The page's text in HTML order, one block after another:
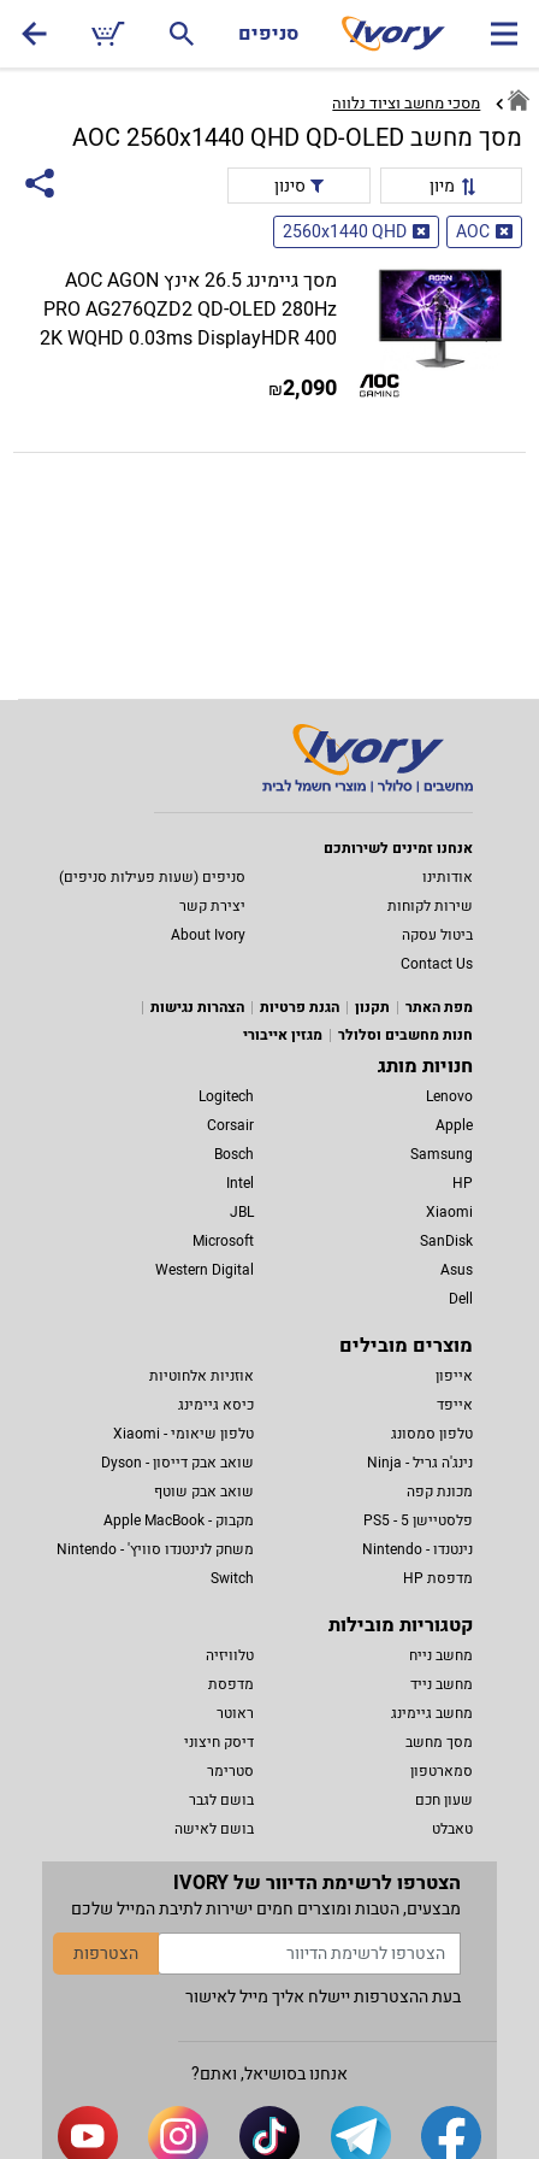
סניפים
מסכי מחשב וציוד נלווה
מסך מחשב AOC 2560x1440 QHD QD-OLED
מיון
סינון
AOC
2560x1440 QHD
מסך גיימינג 26.5 אינץ AOC AGON
PRO AG276QZD2 QD-OLED 280Hz
2K WQHD 0.03ms DisplayHDR 400
2,090
₪
אנחנו זמינים לשירותכם
אודותינו
סניפים (שעות פעילות סניפים)
שירות לקוחות
יצירת קשר
ביטול עסקה
About Ivory
Contact Us
מפת האתר
תקנון הגנת פרטיות
הצהרות נגישות
חנות מחשבים וסלולר
מגזין אייבורי
חנויות מותג
Lenovo
Apple
Samsung
HP
Xiaomi
SanDisk
Asus
Dell
Logitech
Corsair
Bosch
Intel
JBL
Microsoft
Western Digital
מוצרים מובילים
אייפון
אייפד
טלפון סמסונג
נינג'ה גריל - Ninja
מכונת קפה
פלסטיישן 5 - PS5
נינטנדו - Nintendo
מדפסת HP
אוזניות אלחוטיות
כיסא גיימינג
טלפון שיאומי - Xiaomi
שואב אבק דייסון - Dyson
שואב אבק שוטף
מקבוק - Apple MacBook
משחק לנינטנדו סוויץ' - Nintendo
Switch
קטגוריות מובילות
מחשב נייח
מחשב נייד
מחשב גיימינג
מסך מחשב
סמארטפון
שעון חכם
טאבלט
טלוויזיה
מדפסת
ראוטר
דיסק חיצוני
סטרימר
בושם לגבר
בושם לאישה
הצטרפו לרשימת הדיוור של IVORY
מבצעים, הטבות ומוצרים חמים ישירות לתיבת המייל שלכם
הצטרפות
בעת ההצטרפות יישלח אליך מייל לאישור
אנחנו בסושיאל, ואתם?